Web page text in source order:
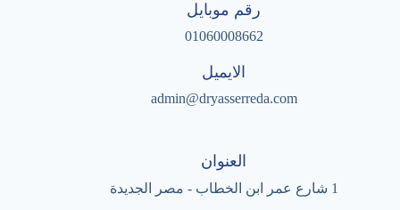
رقم موبايل
01060008662
الايميل
admin@dryasserreda.com
العنوان
1 شارع عمر ابن الخطاب - مصر الجديدة